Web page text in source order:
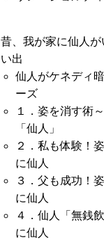
昔、我が家に仙人
い出
仙人がケネディ
ーズ
１．姿を消す術
「仙人」
２．私も体験！
に仙人
３．父も成功！
に仙人
４．仙人「無銭
に仙人